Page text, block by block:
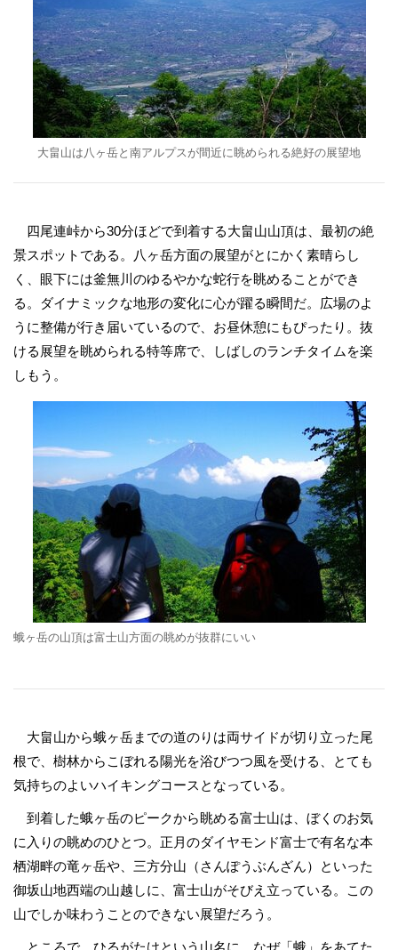
大畠山は八ヶ岳と南アルプスが間近に眺められる絶好の展望地
四尾連峠から30分ほどで到着する大畠山山頂は、最初の絶
景スポットである。八ヶ岳方面の展望がとにかく素晴らし
く、眼下には釜無川のゆるやかな蛇行を眺めることができ
る。ダイナミックな地形の変化に心が躍る瞬間だ。広場のよ
うに整備が行き届いているので、お昼休憩にもぴったり。抜
ける展望を眺められる特等席で、しばしのランチタイムを楽
しもう。
蛾ヶ岳の山頂は富士山方面の眺めが抜群にいい
大畠山から蛾ヶ岳までの道のりは両サイドが切り立った尾
根で、樹林からこぼれる陽光を浴びつつ風を受ける、とても
気持ちのよいハイキングコースとなっている。
到着した蛾ヶ岳のピークから眺める富士山は、ぼくのお気
に入りの眺めのひとつ。正月のダイヤモンド富士で有名な本
栖湖畔の竜ヶ岳や、三方分山（さんぽうぶんざん）といった
御坂山地西端の山越しに、富士山がそびえ立っている。この
山でしか味わうことのできない展望だろう。
ところで、ひるがたけという山名に、なぜ「蛾」をあてた